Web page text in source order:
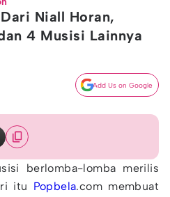
Niall Horan,
4 Musisi Lainnya
Add Us on Google
berlomba-lomba merilis
itu Popbela.com membuat